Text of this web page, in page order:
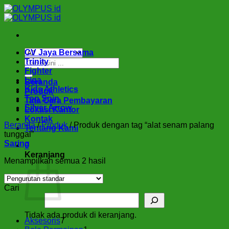
Skip
to
Pencarian
untuk:
Beranda
Produk
Tata Cara Pembayaran
Lokasi Kantor
Kontak
Tentang Kami
0
Keranjang
Tidak ada produk di keranjang.
CV Jaya Bersama
Trinity
Fighter
Liga
Kids Athletics
Top Spin
Silver Arrow
Beranda / Produk /Produk dengan tag “alat senam palang
tunggal”
Saring
Menampilkan semua 2 hasil
Cari
Aksesoris77